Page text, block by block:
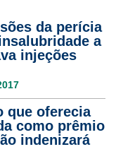
da perícia
a
injeções
que oferecia
como prêmio
indenizará